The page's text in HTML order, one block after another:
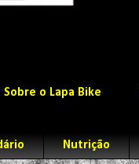
Sobre o Lapa Bike
Nutrição